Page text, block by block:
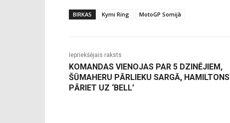
BIRKAS Kymi Ring MotoGP Somijā
Iepriekšējais raksts
KOMANDAS VIENOJAS PAR 5 DZINĒJIEM,
ŠŪMAHERU PĀRLIEKU SARGĀ, HAMILTONS
PĀRIET UZ ‘BELL’